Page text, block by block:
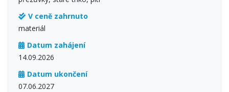
V ceně zahrnuto
materiál
Datum zahájení
14.09.2026
Datum ukončení
07.06.2027